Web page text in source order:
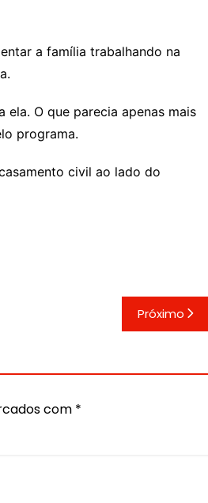
a família trabalhando na
O que parecia apenas mais
programa.
civil ao lado do
Próximo
com *